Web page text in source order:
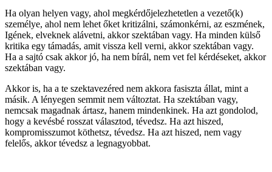
Ha olyan helyen vagy, ahol megkérdőjelezhetetlen a vezető(k)
személye, ahol nem lehet őket kritizálni, számonkérni, az eszmének,
Igének, elveknek alávetni, akkor szektában vagy. Ha minden külső
kritika egy támadás, amit vissza kell verni, akkor szektában vagy.
Ha a sajtó csak akkor jó, ha nem bírál, nem vet fel kérdéseket, akkor
szektában vagy.
Akkor is, ha a te szektavezéred nem akkora fasiszta állat, mint a
másik. A lényegen semmit nem változtat. Ha szektában vagy,
nemcsak magadnak ártasz, hanem mindenkinek. Ha azt gondolod,
hogy a kevésbé rosszat választod, tévedsz. Ha azt hiszed,
kompromisszumot köthetsz, tévedsz. Ha azt hiszed, nem vagy
felelős, akkor tévedsz a legnagyobbat.